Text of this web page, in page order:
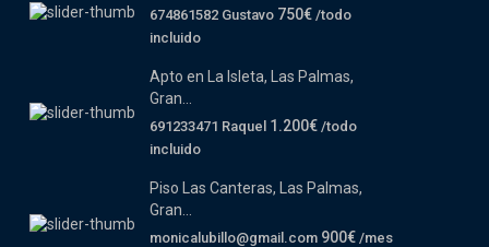
674861582 Gustavo 750€ /todo
incluido
Apto en La Isleta, Las Palmas,
Gran...
691233471 Raquel 1.200€ /todo
incluido
Piso Las Canteras, Las Palmas,
Gran...
monicalubillo@gmail.com 900€ /mes